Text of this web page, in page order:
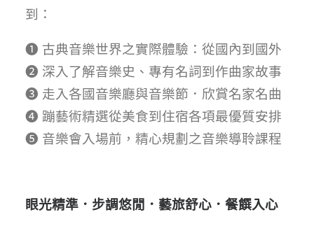
到：
❶ 古典音樂世界之實際體驗：從國內到國外
❷ 深入了解音樂史、專有名詞到作曲家故事
❸ 走入各國音樂廳與音樂節．欣賞名家名曲
❹ 蹦藝術精選從美食到住宿各項最優質安排
❺ 音樂會入場前，精心規劃之音樂導聆課程
眼光精準．步調悠閒．藝旅舒心．餐饌入心